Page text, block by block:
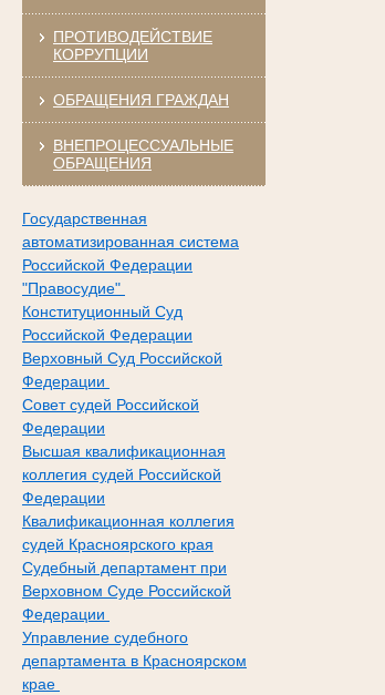
ПРОТИВОДЕЙСТВИЕ
КОРРУПЦИИ
ОБРАЩЕНИЯ ГРАЖДАН
ВНЕПРОЦЕССУАЛЬНЫЕ
ОБРАЩЕНИЯ
Государственная
автоматизированная система
Российской Федерации
"Правосудие"
Конституционный Суд
Российской Федерации
Верховный Суд Российской
Федерации
Совет судей Российской
Федерации
Высшая квалификационная
коллегия судей Российской
Федерации
Квалификационная коллегия
судей Красноярского края
Судебный департамент при
Верховном Суде Российской
Федерации
Управление судебного
департамента в Красноярском
крае